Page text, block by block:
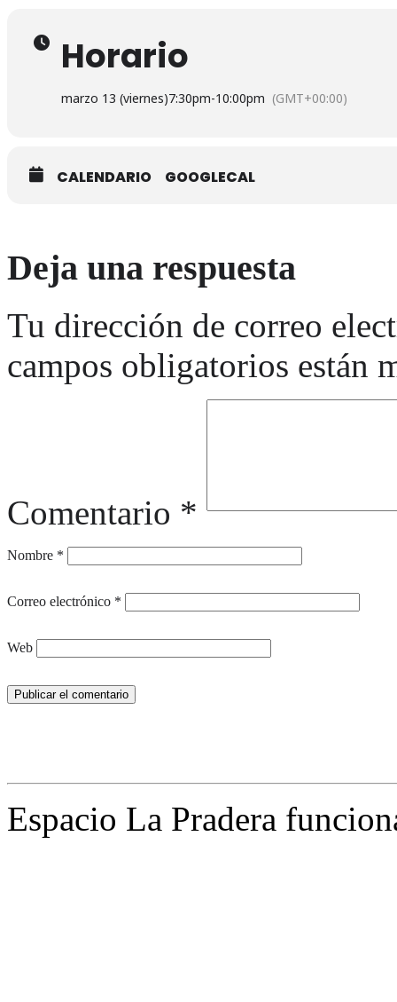
Horario
marzo 13 (viernes)7:30pm-10:00pm (GMT+00:00)
CALENDARIO GOOGLECAL
Deja una respuesta
Tu dirección de correo
campos obligatorios están
Comentario *
Nombre *
Correo electrónico *
Web
Espacio La Pradera